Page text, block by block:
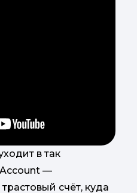
в так
—
счёт, куда